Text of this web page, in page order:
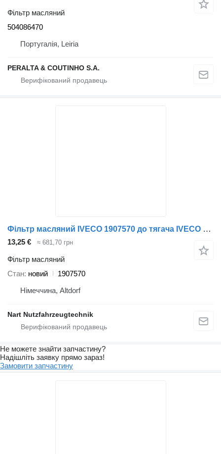
Фільтр масляний
504086470
Португалія, Leiria
PERALTA & COUTINHO S.A.
Фільтр масляний IVECO 1907570 до тягача IVECO 180-26
13,25 € ≈ 681,70 грн
Фільтр масляний
Стан новий
1907570
Німеччина, Altdorf
Nart Nutzfahrzeugtechnik
Не можете знайти запчастину?
Надішліть заявку прямо зараз!
Замовити запчастину